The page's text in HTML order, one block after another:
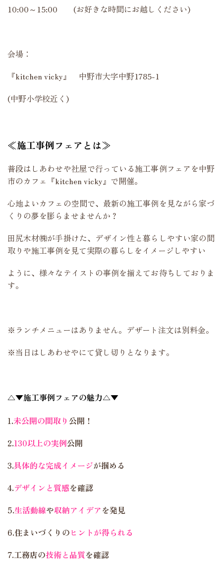
10:00～15:00 (お好きな時間にお越しください)
会場：
『kitchen vicky』 中野市大字中野1785-1
(中野小学校近く)
≪施工事例フェアとは≫
普段はしあわせや社屋で行っている施工事例フェアを中野
市のカフェ『kitchen vicky』で開催。
心地よいカフェの空間で、最新の施工事例を見ながら家づ
くりの夢を膨らませませんか？
田尻木材㈱が手掛けた、デザイン性と暮らしやすい家の間
取りや施工事例を見て実際の暮らしをイメージしやすい
ように、様々なテイストの事例を揃えてお待ちしておりま
す。
※ランチメニューはありません。デザート注文は別料金。
※当日はしあわせやにて貸し切りとなります。
△▼施工事例フェアの魅力△▼
1.未公開の間取り 公開！
2.130以上の実例公開
3.具体的な完成イメージが掴める
4.デザインと質感を確認
5.生活動線や収納アイデアを発見
6.住まいづくりのヒントが得られる
7.工務店の技術と品質を確認